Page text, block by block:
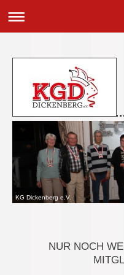
KG Dickenberg e.V.
NUR NOCH